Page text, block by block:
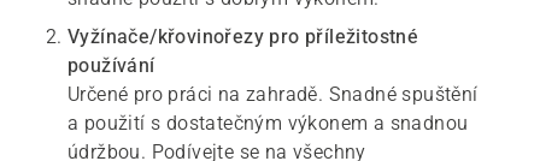
Vyžínače/křovinořezy pro příležitostné
používání
Určené pro práci na zahradě. Snadné spuštění
a použití s dostatečným výkonem a snadnou
údržbou. Podívejte se na všechny